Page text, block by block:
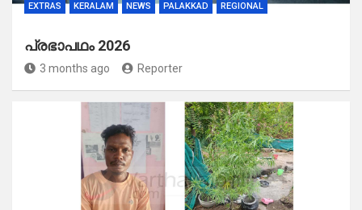
EXTRAS KERALAM NEWS PALAKKAD REGIONAL
പ്രഭാപഥം 2026
3 months ago Reporter